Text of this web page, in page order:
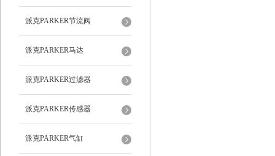
派克PARKER节流阀
派克PARKER马达
派克PARKER过滤器
派克PARKER传感器
派克PARKER气缸